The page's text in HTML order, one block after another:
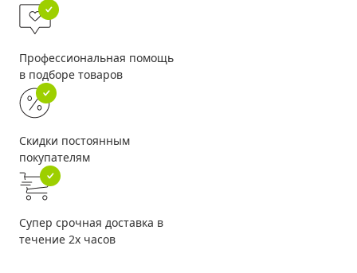
Профессиональная помощь
в подборе товаров
Скидки постоянным
покупателям
Супер срочная доставка в
течение 2х часов